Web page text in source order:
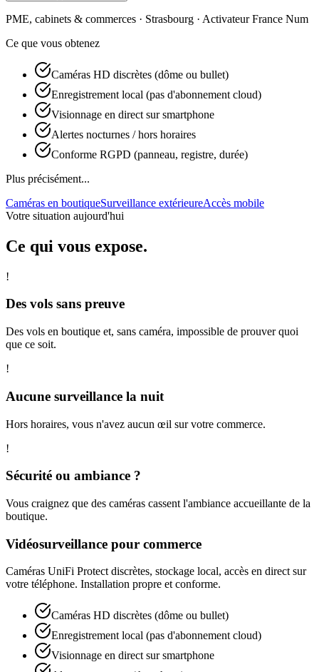
PME, cabinets & commerces · Strasbourg · Activateur France Num
Ce que vous obtenez
Caméras HD discrètes (dôme ou bullet)
Enregistrement local (pas d'abonnement cloud)
Visionnage en direct sur smartphone
Alertes nocturnes / hors horaires
Conforme RGPD (panneau, registre, durée)
Plus précisément...
Caméras en boutiqueSurveillance extérieureAccès mobile
Votre situation aujourd'hui
Ce qui vous expose.
!
Des vols sans preuve
Des vols en boutique et, sans caméra, impossible de prouver quoi
que ce soit.
!
Aucune surveillance la nuit
Hors horaires, vous n'avez aucun œil sur votre commerce.
!
Sécurité ou ambiance ?
Vous craignez que des caméras cassent l'ambiance accueillante de la
boutique.
Vidéosurveillance pour commerce
Caméras UniFi Protect discrètes, stockage local, accès en direct sur
votre téléphone. Installation propre et conforme.
Caméras HD discrètes (dôme ou bullet)
Enregistrement local (pas d'abonnement cloud)
Visionnage en direct sur smartphone